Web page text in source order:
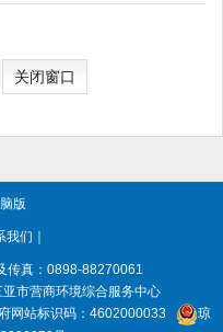
关闭窗口
版
我们
传真：0898-88270061
市营商环境综合服务中心
网站标识码： 4602000033
琼